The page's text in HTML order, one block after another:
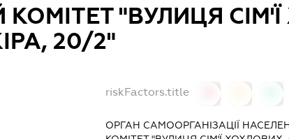
"ВУЛИЦЯ
20/2"
riskFactors.title
ОРГАН САМООРГАНІЗАЦІЇ